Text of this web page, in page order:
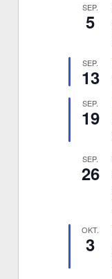
SEP.
5
SEP.
13
SEP.
19
SEP.
26
OKT.
3